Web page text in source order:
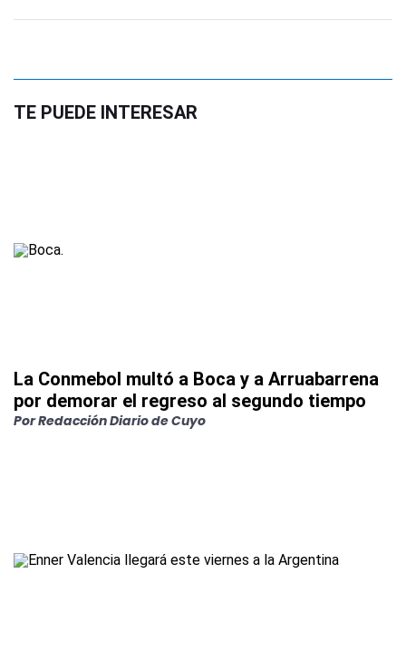
TE PUEDE INTERESAR
La Conmebol multó a Boca y a Arruabarrena
por demorar el regreso al segundo tiempo
PorRedacción Diario de Cuyo